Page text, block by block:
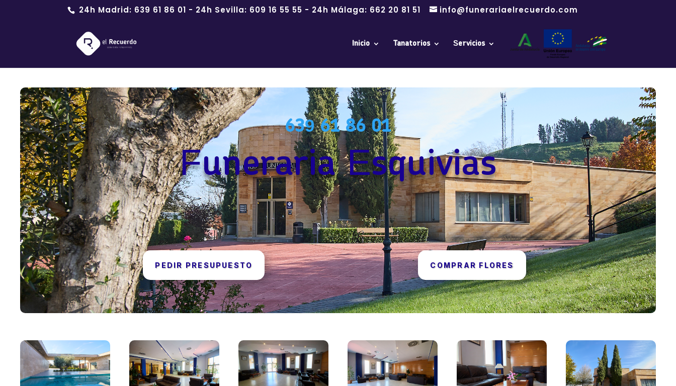
24h Madrid: 639 61 86 01 - 24h Sevilla: 609 16 55 55 - 24h Málaga: 662 20 81 51 info@funerariaelrecuerdo.com
Inicio Tanatorios Servicios
639 61 86 01
Funeraria Esquivias
PEDIR PRESUPUESTO COMPRAR FLORES